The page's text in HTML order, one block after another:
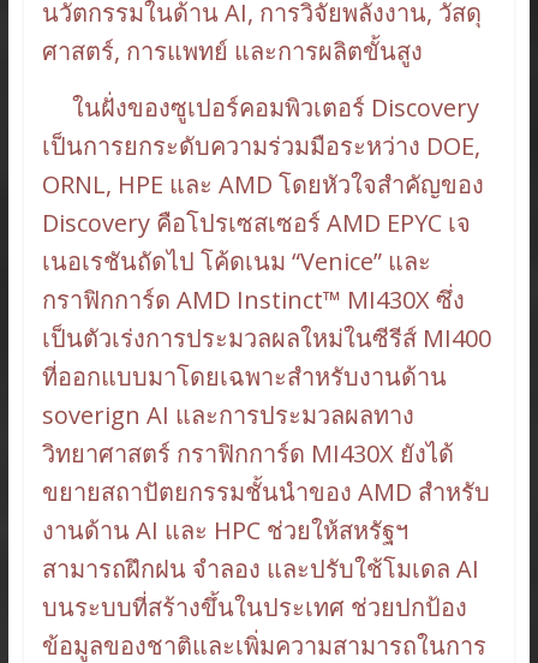
นวัตกรรมในด้าน AI, การวิจัยพลังงาน, วัสดุ
ศาสตร์, การแพทย์ และการผลิตขั้นสูง
ในฝั่งของซูเปอร์คอมพิวเตอร์ Discovery
เป็นการยกระดับความร่วมมือระหว่าง DOE,
ORNL, HPE และ AMD โดยหัวใจสำคัญของ
Discovery คือโปรเซสเซอร์ AMD EPYC เจ
เนอเรชันถัดไป โค้ดเนม “Venice” และ
กราฟิกการ์ด AMD Instinct™ MI430X ซึ่ง
เป็นตัวเร่งการประมวลผลใหม่ในซีรีส์ MI400
ที่ออกแบบมาโดยเฉพาะสำหรับงานด้าน
soverign AI และการประมวลผลทาง
วิทยาศาสตร์ กราฟิกการ์ด MI430X ยังได้
ขยายสถาปัตยกรรมชั้นนำของ AMD สำหรับ
งานด้าน AI และ HPC ช่วยให้สหรัฐฯ
สามารถฝึกฝน จำลอง และปรับใช้โมเดล AI
บนระบบที่สร้างขึ้นในประเทศ ช่วยปกป้อง
ข้อมูลของชาติและเพิ่มความสามารถในการ